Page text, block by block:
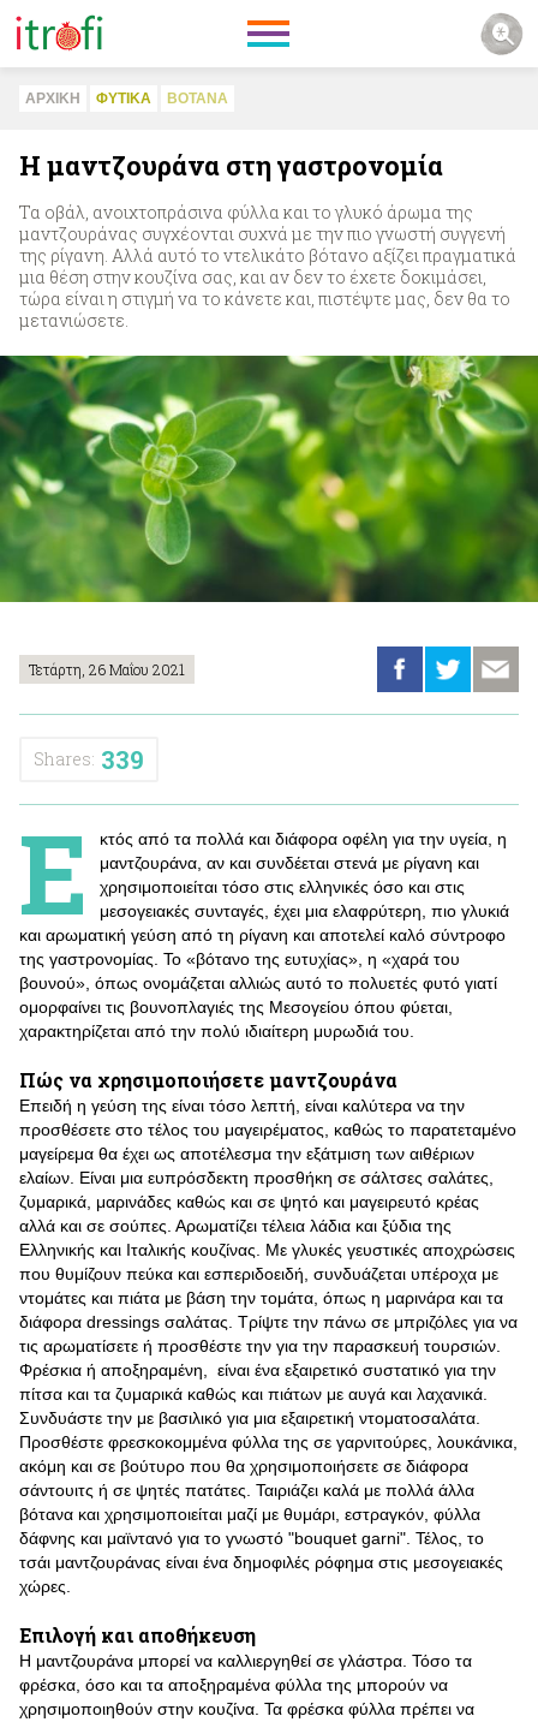
ΑΡΧΙΚΗ ΦΥΤΙΚA ΒΟΤΑΝΑ
Η μαντζουράνα στη γαστρονομία
Τα οβάλ, ανοιχτοπράσινα φύλλα και το γλυκό άρωμα της
μαντζουράνας συγχέονται συχνά με την πιο γνωστή συγγενή
της ρίγανη. Αλλά αυτό το ντελικάτο βότανο αξίζει πραγματικά
μια θέση στην κουζίνα σας, και αν δεν το έχετε δοκιμάσει,
τώρα είναι η στιγμή να το κάνετε και, πιστέψτε μας, δεν θα το
μετανιώσετε.
Τετάρτη, 26 Μαΐου 2021
Shares: 339
Ε
κτός από τα πολλά και διάφορα οφέλη για την υγεία, η
μαντζουράνα, αν και συνδέεται στενά με ρίγανη και
χρησιμοποιείται τόσο στις ελληνικές όσο και στις
μεσογειακές συνταγές, έχει μια ελαφρύτερη, πιο γλυκιά
και αρωματική γεύση από τη ρίγανη και αποτελεί καλό σύντροφο
της γαστρονομίας. Το «βότανο της ευτυχίας», η «χαρά του
βουνού», όπως ονομάζεται αλλιώς αυτό το πολυετές φυτό γιατί
ομορφαίνει τις βουνοπλαγιές της Μεσογείου όπου φύεται,
χαρακτηρίζεται από την πολύ ιδιαίτερη μυρωδιά του.
Πώς να χρησιμοποιήσετε μαντζουράνα
Επειδή η γεύση της είναι τόσο λεπτή, είναι καλύτερα να την
προσθέσετε στο τέλος του μαγειρέματος, καθώς το παρατεταμένο
μαγείρεμα θα έχει ως αποτέλεσμα την εξάτμιση των αιθέριων
ελαίων. Είναι μια ευπρόσδεκτη προσθήκη σε σάλτσες σαλάτες,
ζυμαρικά, μαρινάδες καθώς και σε ψητό και μαγειρευτό κρέας
αλλά και σε σούπες. Αρωματίζει τέλεια λάδια και ξύδια της
Ελληνικής και Ιταλικής κουζίνας. Με γλυκές γευστικές αποχρώσεις
που θυμίζουν πεύκα και εσπεριδοειδή, συνδυάζεται υπέροχα με
ντομάτες και πιάτα με βάση την τομάτα, όπως η μαρινάρα και τα
διάφορα dressings σαλάτας. Τρίψτε την πάνω σε μπριζόλες για να
τις αρωματίσετε ή προσθέστε την για την παρασκευή τουρσιών.
Φρέσκια ή αποξηραμένη, είναι ένα εξαιρετικό συστατικό για την
πίτσα και τα ζυμαρικά καθώς και πιάτων με αυγά και λαχανικά.
Συνδυάστε την με βασιλικό για μια εξαιρετική ντοματοσαλάτα.
Προσθέστε φρεσκοκομμένα φύλλα της σε γαρνιτούρες, λουκάνικα,
ακόμη και σε βούτυρο που θα χρησιμοποιήσετε σε διάφορα
σάντουιτς ή σε ψητές πατάτες. Ταιριάζει καλά με πολλά άλλα
βότανα και χρησιμοποιείται μαζί με θυμάρι, εστραγκόν, φύλλα
δάφνης και μαϊντανό για το γνωστό "bouquet garni". Τέλος, το
τσάι μαντζουράνας είναι ένα δημοφιλές ρόφημα στις μεσογειακές
χώρες.
Επιλογή και αποθήκευση
Η μαντζουράνα μπορεί να καλλιεργηθεί σε γλάστρα. Τόσο τα
φρέσκα, όσο και τα αποξηραμένα φύλλα της μπορούν να
χρησιμοποιηθούν στην κουζίνα. Τα φρέσκα φύλλα πρέπει να